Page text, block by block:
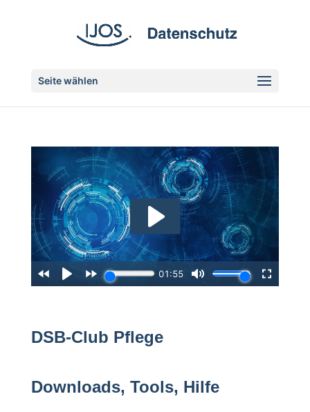
Seite wählen
DSB-Club Pflege
Downloads, Tools, Hilfe